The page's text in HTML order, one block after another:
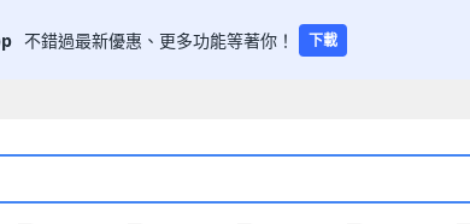
不錯過最新優惠、更多功能等著你！ 下載